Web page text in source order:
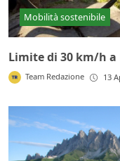
Mobilità sostenibile
Limite di 30 km/h
Team Redazione 13